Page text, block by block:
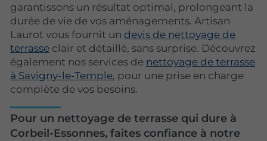
garantissons un résultat optimal, prolongeant la
durée de vie de vos aménagements. Artisan
Laurot vous fournit un devis de nettoyage de
terrasse clair et détaillé, sans surprise. Découvrez
également nos services de nettoyage de terrasse
à Savigny-le-Temple, pour une prise en charge
complète de vos besoins.
Pour un nettoyage de terrasse qui dure à
Corbeil-Essonnes, faites confiance à notre